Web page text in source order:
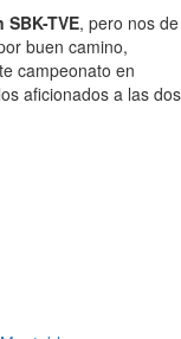
TVE, pero nos de
buen camino,
campeonato en
aficionados a las dos